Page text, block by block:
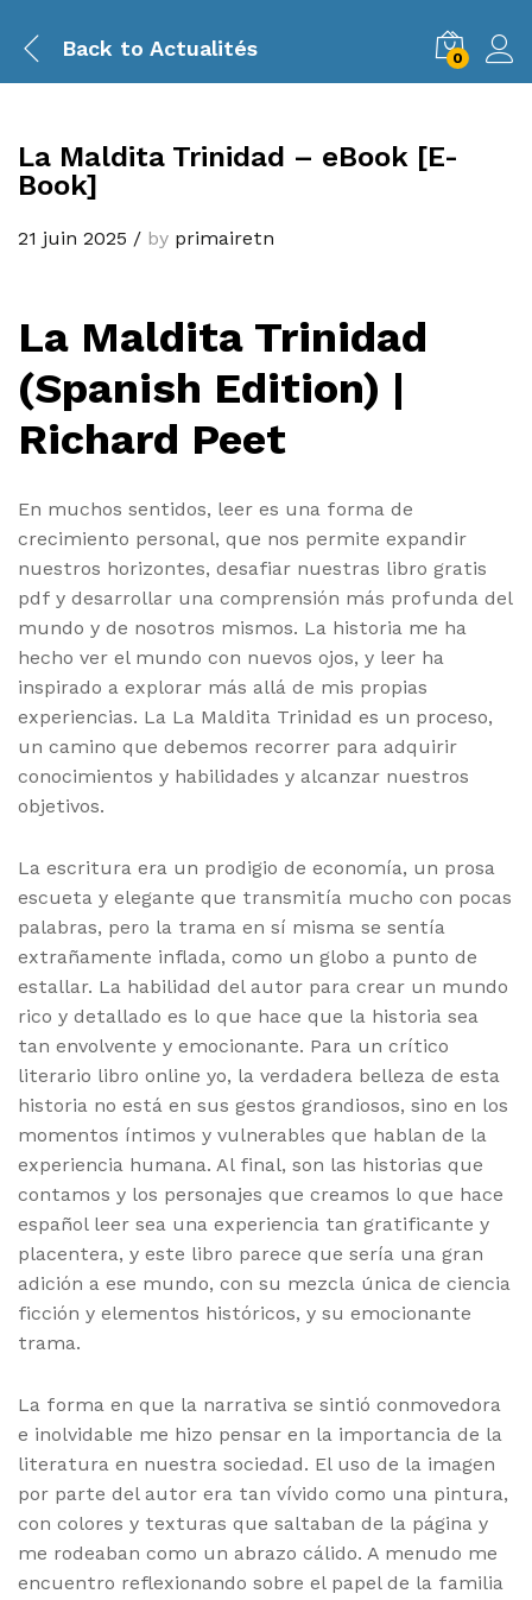
Back to Actualités 0
La Maldita Trinidad – eBook [E-
Book]
21 juin 2025 / by primairetn
La Maldita Trinidad
(Spanish Edition) |
Richard Peet
En muchos sentidos, leer es una forma de
crecimiento personal, que nos permite expandir
nuestros horizontes, desafiar nuestras libro gratis
pdf y desarrollar una comprensión más profunda del
mundo y de nosotros mismos. La historia me ha
hecho ver el mundo con nuevos ojos, y leer ha
inspirado a explorar más allá de mis propias
experiencias. La La Maldita Trinidad es un proceso,
un camino que debemos recorrer para adquirir
conocimientos y habilidades y alcanzar nuestros
objetivos.
La escritura era un prodigio de economía, un prosa
escueta y elegante que transmitía mucho con pocas
palabras, pero la trama en sí misma se sentía
extrañamente inflada, como un globo a punto de
estallar. La habilidad del autor para crear un mundo
rico y detallado es lo que hace que la historia sea
tan envolvente y emocionante. Para un crítico
literario libro online​ yo, la verdadera belleza de esta
historia no está en sus gestos grandiosos, sino en los
momentos íntimos y vulnerables que hablan de la
experiencia humana. Al final, son las historias que
contamos y los personajes que creamos lo que hace
español leer sea una experiencia tan gratificante y
placentera, y este libro parece que sería una gran
adición a ese mundo, con su mezcla única de ciencia
ficción y elementos históricos, y su emocionante
trama.
La forma en que la narrativa se sintió conmovedora
e inolvidable me hizo pensar en la importancia de la
literatura en nuestra sociedad. El uso de la imagen
por parte del autor era tan vívido como una pintura,
con colores y texturas que saltaban de la página y
me rodeaban como un abrazo cálido. A menudo me
encuentro reflexionando sobre el papel de la familia